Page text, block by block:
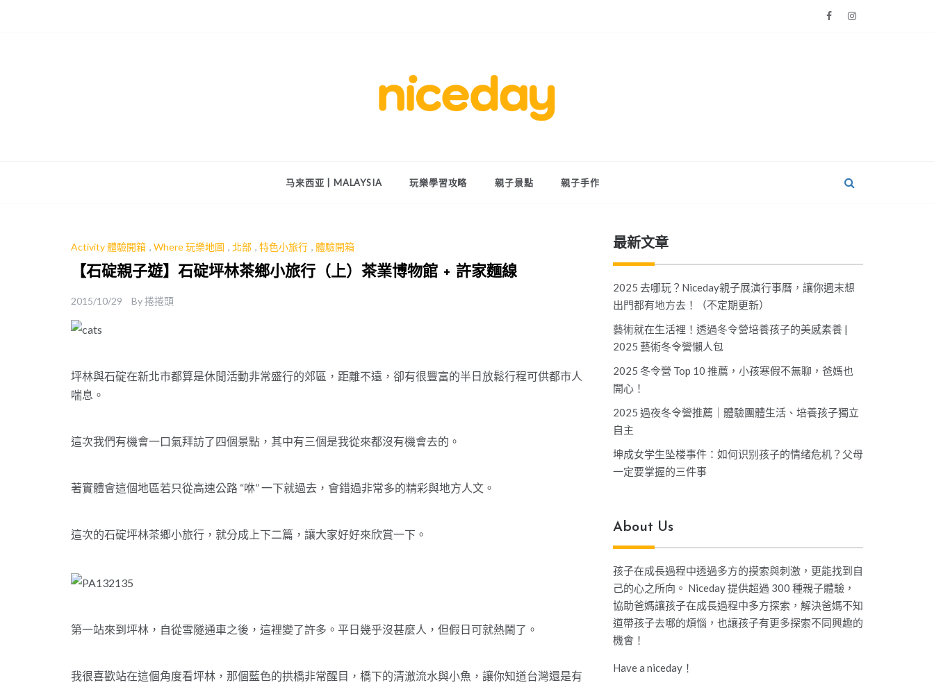
子X體驗
马来西亚 | MALAYSIA 玩樂學習攻略 親子景點 親子手作
Activity 體驗開箱 , Where 玩樂地圖 , 北部 , 特色小旅行 , 體驗開箱
【石碇親子遊】石碇坪林茶鄉小旅行（上）茶業博物館 + 許家麵線
2015/10/29 By捲捲頭
坪林與石碇在新北市都算是休閒活動非常盛行的郊區，距離不遠，卻有很豐富的半日放鬆行程可供都市人
喘息。
這次我們有機會一口氣拜訪了四個景點，其中有三個是我從來都沒有機會去的。
著實體會這個地區若只從高速公路 “咻” 一下就過去，會錯過非常多的精彩與地方人文。
這次的石碇坪林茶鄉小旅行，就分成上下二篇，讓大家好好來欣賞一下。
第一站來到坪林，自從雪隧通車之後，這裡變了許多。平日幾乎沒甚麼人，但假日可就熱鬧了。
我很喜歡站在這個角度看坪林，那個藍色的拱橋非常醒目，橋下的清澈流水與小魚，讓你知道台灣還是有
最新文章
2025 去哪玩？Niceday親子展演行事曆，讓你週末想
出門都有地方去！（不定期更新）
藝術就在生活裡！透過冬令營培養孩子的美感素養 |
2025 藝術冬令營懶人包
2025 冬令營 Top 10 推薦，小孩寒假不無聊，爸媽也
開心！
2025 過夜冬令營推薦｜體驗團體生活、培養孩子獨立
自主
坤成女学生坠楼事件：如何识别孩子的情绪危机？父母
一定要掌握的三件事
About Us
孩子在成長過程中透過多方的摸索與刺激，更能找到自
己的心之所向。 Niceday 提供超過 300 種親子體驗，
協助爸媽讓孩子在成長過程中多方探索，解決爸媽不知
道帶孩子去哪的煩惱，也讓孩子有更多探索不同興趣的
機會！
Have a niceday！